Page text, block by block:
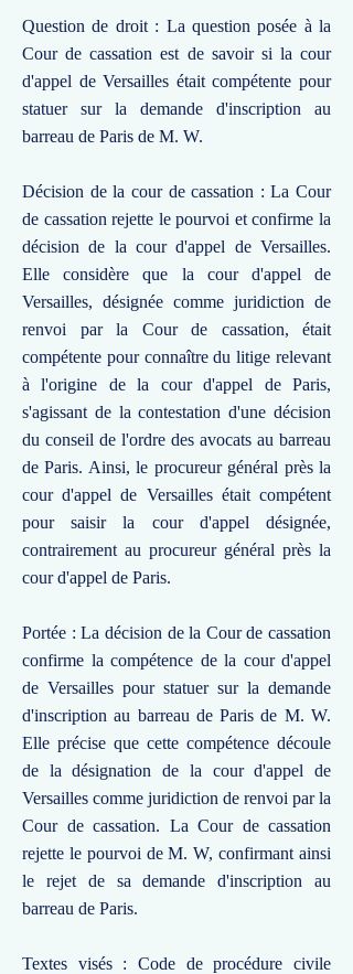
Question de droit : La question posée à la
Cour de cassation est de savoir si la cour
d'appel de Versailles était compétente pour
statuer sur la demande d'inscription au
barreau de Paris de M. W.
Décision de la cour de cassation : La Cour
de cassation rejette le pourvoi et confirme la
décision de la cour d'appel de Versailles.
Elle considère que la cour d'appel de
Versailles, désignée comme juridiction de
renvoi par la Cour de cassation, était
compétente pour connaître du litige relevant
à l'origine de la cour d'appel de Paris,
s'agissant de la contestation d'une décision
du conseil de l'ordre des avocats au barreau
de Paris. Ainsi, le procureur général près la
cour d'appel de Versailles était compétent
pour saisir la cour d'appel désignée,
contrairement au procureur général près la
cour d'appel de Paris.
Portée : La décision de la Cour de cassation
confirme la compétence de la cour d'appel
de Versailles pour statuer sur la demande
d'inscription au barreau de Paris de M. W.
Elle précise que cette compétence découle
de la désignation de la cour d'appel de
Versailles comme juridiction de renvoi par la
Cour de cassation. La Cour de cassation
rejette le pourvoi de M. W, confirmant ainsi
le rejet de sa demande d'inscription au
barreau de Paris.
Textes visés : Code de procédure civile